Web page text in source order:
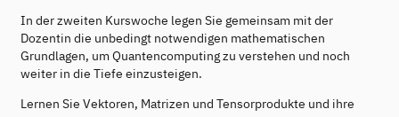
In der zweiten Kurswoche legen Sie gemeinsam mit der
Dozentin die unbedingt notwendigen mathematischen
Grundlagen, um Quantencomputing zu verstehen und noch
weiter in die Tiefe einzusteigen.
Lernen Sie Vektoren, Matrizen und Tensorprodukte und ihre